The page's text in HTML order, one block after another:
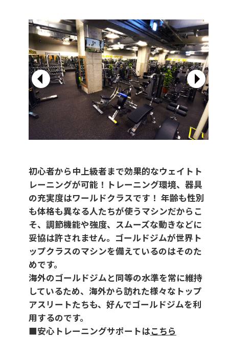
初心者から中上級者まで効果的なウェイトト
レーニングが可能！トレーニング環境、器具
の充実度はワールドクラスです！ 年齢も性別
も体格も異なる人たちが使うマシンだからこ
そ、調節機能や強度、スムーズな動きなどに
妥協は許されません。ゴールドジムが世界ト
ップクラスのマシンを備えているのはそのた
めです。
海外のゴールドジムと同等の水準を常に維持
しているため、海外から訪れた様々なトップ
アスリートたちも、好んでゴールドジムを利
用するのです。
■安心トレーニングサポートはこちら